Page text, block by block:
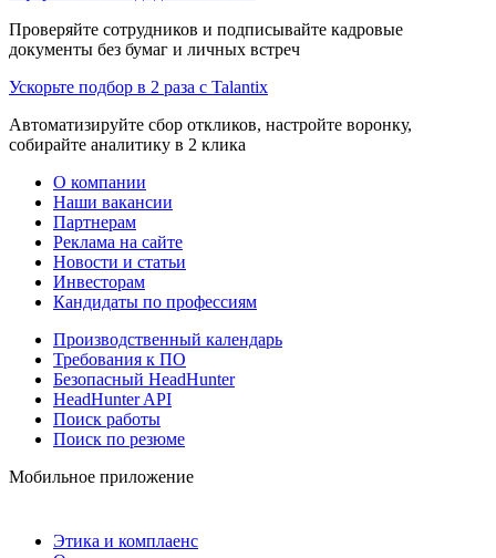
Проверяйте сотрудников и подписывайте кадровые
документы без бумаг и личных встреч
Ускорьте подбор в 2 раза с Talantix
Автоматизируйте сбор откликов, настройте воронку,
собирайте аналитику в 2 клика
О компании
Наши вакансии
Партнерам
Реклама на сайте
Новости и статьи
Инвесторам
Кандидаты по профессиям
Производственный календарь
Требования к ПО
Безопасный HeadHunter
HeadHunter API
Поиск работы
Поиск по резюме
Мобильное приложение
Этика и комплаенс